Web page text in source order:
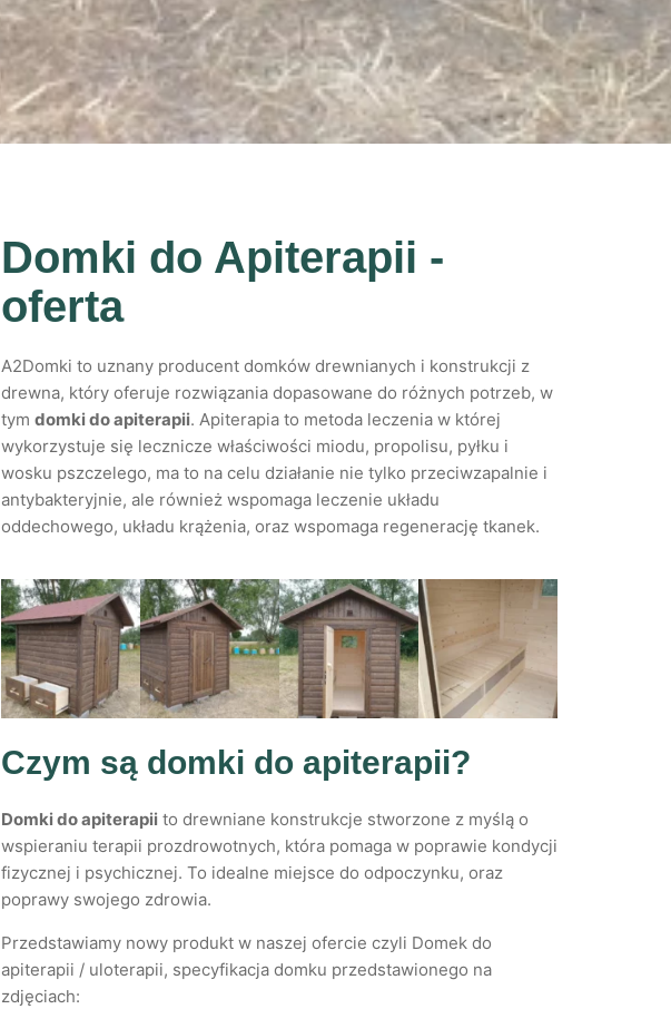
Domki do Apiterapii -
oferta
A2Domki to uznany producent domków drewnianych i konstrukcji z
drewna, który oferuje rozwiązania dopasowane do różnych potrzeb, w
tym domki do apiterapii. Apiterapia to metoda leczenia w której
wykorzystuje się lecznicze właściwości miodu, propolisu, pyłku i
wosku pszczelego, ma to na celu działanie nie tylko przeciwzapalnie i
antybakteryjnie, ale również wspomaga leczenie układu
oddechowego, układu krążenia, oraz wspomaga regenerację tkanek.
Czym są domki do apiterapii?
Domki do apiterapii to drewniane konstrukcje stworzone z myślą o
wspieraniu terapii prozdrowotnych, która pomaga w poprawie kondycji
fizycznej i psychicznej. To idealne miejsce do odpoczynku, oraz
poprawy swojego zdrowia.
Przedstawiamy nowy produkt w naszej ofercie czyli Domek do
apiterapii / uloterapii, specyfikacja domku przedstawionego na
zdjęciach: